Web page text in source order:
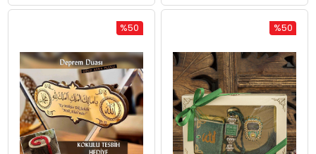
Tarama
%50
%50Rabatt
%50